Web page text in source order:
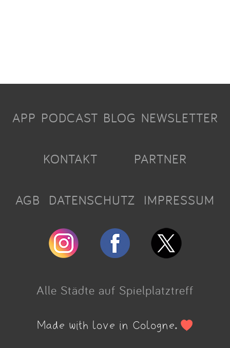
APP PODCAST BLOG NEWSLETTER
KONTAKT PARTNER
AGB DATENSCHUTZ IMPRESSUM
Alle Städte auf Spielplatztreff
Made with love in Cologne.